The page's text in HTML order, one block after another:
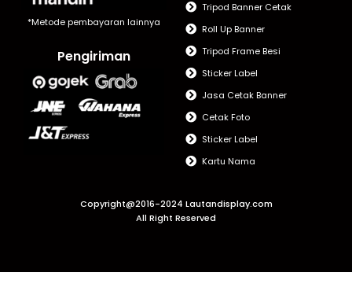
*Metode pembayaran lainnya
Pengiriman
Tripod Banner Cetak
Roll Up Banner
Tripod Frame Besi
Sticker Label
Jasa Cetak Banner
Cetak Foto
Sticker Label
Kartu Nama
Copyright@2016-2024 Lautandisplay.com
All Right Reserved